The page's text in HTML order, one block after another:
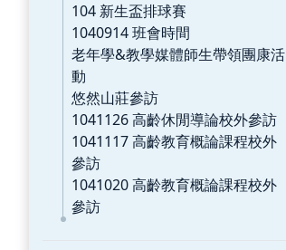
104 新生盃排球賽
1040914 班會時間
老年學&教學媒體師生帶領團康活
動
悠然山莊參訪
1041126 高齡休閒導論校外參訪
1041117 高齡教育概論課程校外
參訪
1041020 高齡教育概論課程校外
參訪